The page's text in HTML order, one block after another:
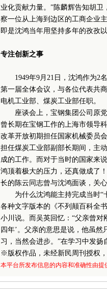
业化贡献力量。”陈麟辉告知胡
察一位从上海到边区的工商企业
即是沈鸿当年用坚持多年的孜孜
专注创新之事
1949年9月21日，沈鸿作为2名
第一届全体会议，与各位代表共
电机工业部、煤炭工业部任职。
座谈会上，宝钢集团公司原党
曾长期在宝钢工作的上海市领导
改革开放初期担任国家机械委员
担任煤炭工业部副部长期间，主
成的工作。而对于当时的国家来
鸿顶着极大的压力，还真做成了
长的陈云同志曾与沈鸿面谈，关
为什么沈鸿能主持完成当时“卡
各种文字版本的《不列颠百科全
小川说。而吴英回忆：“父亲曾对
四年’。父亲的意思是说，他虽
习，当然会进步。”在学习中发
※ 版权作品，未经新民周刊授权
本平台所发布信息的内容和准确性由提